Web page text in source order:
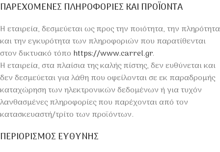
ΠΑΡΕΧΟΜΕΝΕΣ ΠΛΗΡΟΦΟΡΙΕΣ ΚΑΙ ΠΡΟΪΟΝΤΑ
H εταιρεία, δεσμεύεται ως προς την ποιότητα, την πληρότητα
και την εγκυρότητα των πληροφοριών που παρατίθενται
στον δικτυακό τόπο https://www.carrel.gr.
Η εταιρεία, στα πλαίσια της καλής πίστης, δεν ευθύνεται και
δεν δεσμεύεται για λάθη που οφείλονται σε εκ παραδρομής
καταχώρηση των ηλεκτρονικών δεδομένων ή για τυχόν
λανθασμένες πληροφορίες που παρέχονται από τον
κατασκευαστή/τρίτο των προϊόντων.
ΠΕΡΙΟΡΙΣΜΟΣ ΕΥΘΥΝΗΣ